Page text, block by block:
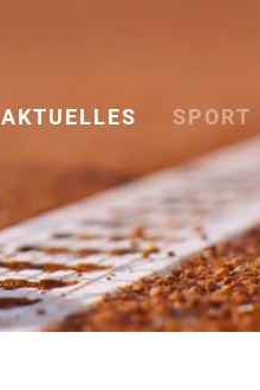
AKTUELLES SPORT